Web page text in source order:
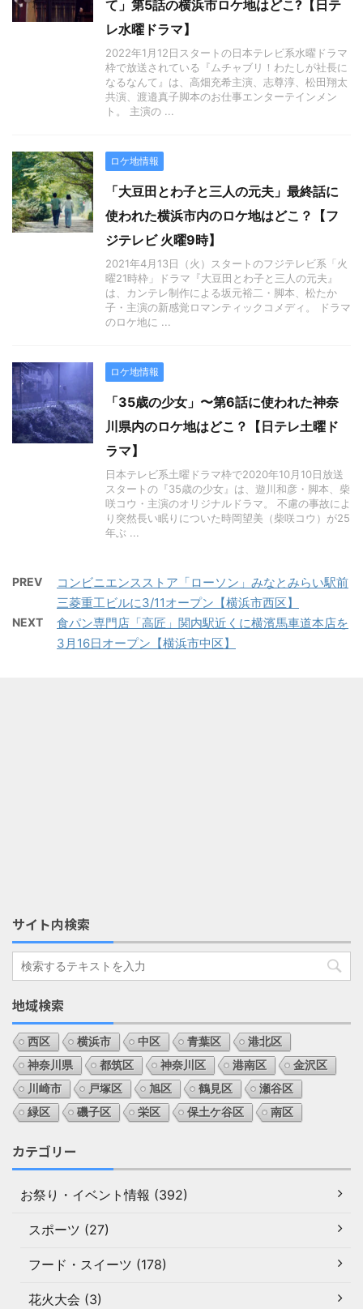
て」第5話の横浜市ロケ地はどこ?【日テ
レ水曜ドラマ】
2022年1月12日スタートの日本テレビ系水曜ドラマ
枠で放送されている『ムチャブリ！わたしが社長に
なるなんて』は、高畑充希主演、志尊淳、松田翔太
共演、渡邉真子脚本のお仕事エンターテインメン
ト。 主演の ...
ロケ地情報
「大豆田とわ子と三人の元夫」最終話に
使われた横浜市内のロケ地はどこ？【フ
ジテレビ 火曜9時】
2021年4月13日（火）スタートのフジテレビ系「火
曜21時枠」ドラマ『大豆田とわ子と三人の元夫』
は、カンテレ制作による坂元裕二・脚本、松たか
子・主演の新感覚ロマンティックコメディ。 ドラマ
のロケ地に ...
ロケ地情報
「35歳の少女」〜第6話に使われた神奈
川県内のロケ地はどこ？【日テレ土曜ド
ラマ】
日本テレビ系土曜ドラマ枠で2020年10月10日放送
スタートの『35歳の少女』は、遊川和彦・脚本、柴
咲コウ・主演のオリジナルドラマ。 不慮の事故によ
り突然長い眠りについた時岡望美（柴咲コウ）が25
年ぶ ...
PREV
コンビニエンスストア「ローソン」みなとみらい駅前
三菱重工ビルに3/11オープン【横浜市西区】
NEXT
食パン専門店「高匠」関内駅近くに横濱馬車道本店を
3月16日オープン【横浜市中区】
サイト内検索
地域検索
西区 横浜市 中区 青葉区
港北区
神奈川県
都筑区 神奈川区 港南区
金沢区
川崎市
戸塚区 旭区 鶴見区
瀬谷区
緑区
磯子区 栄区 保土ケ谷区 南区
カテゴリー
お祭り・イベント情報 (392)
スポーツ (27)
フード・スイーツ (178)
花火大会 (3)